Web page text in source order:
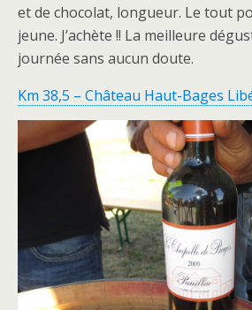
et de chocolat, longueur. Le tout
jeune. J’achète !! La meilleure
journée sans aucun doute.
Km 38,5 – Château Haut-Bages